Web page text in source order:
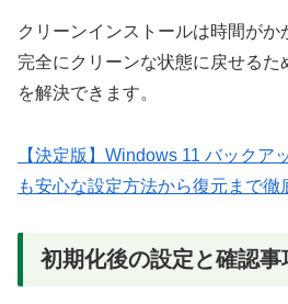
クリーンインストールは時間が
完全にクリーンな状態に戻せるた
を解決できます。
【決定版】Windows 11 バックア
も安心な設定方法から復元まで徹
初期化後の設定と確認事